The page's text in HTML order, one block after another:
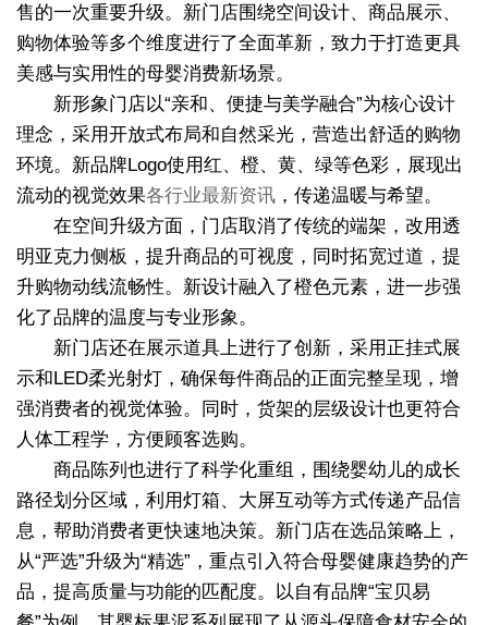
售的一次重要升级。新门店围绕空间设计、商品展示、
购物体验等多个维度进行了全面革新，致力于打造更具
美感与实用性的母婴消费新场景。
新形象门店以“亲和、便捷与美学融合”为核心设计
理念，采用开放式布局和自然采光，营造出舒适的购物
环境。新品牌Logo使用红、橙、黄、绿等色彩，展现出
流动的视觉效果各行业最新资讯 ，传递温暖与希望。
在空间升级方面，门店取消了传统的端架，改用透
明亚克力侧板，提升商品的可视度，同时拓宽过道，提
升购物动线流畅性。新设计融入了橙色元素，进一步强
化了品牌的温度与专业形象。
新门店还在展示道具上进行了创新，采用正挂式展
示和LED柔光射灯，确保每件商品的正面完整呈现，增
强消费者的视觉体验。同时，货架的层级设计也更符合
人体工程学，方便顾客选购。
商品陈列也进行了科学化重组，围绕婴幼儿的成长
路径划分区域，利用灯箱、大屏互动等方式传递产品信
息，帮助消费者更快速地决策。新门店在选品策略上，
从“严选”升级为“精选”，重点引入符合母婴健康趋势的产
品，提高质量与功能的匹配度。以自有品牌“宝贝易